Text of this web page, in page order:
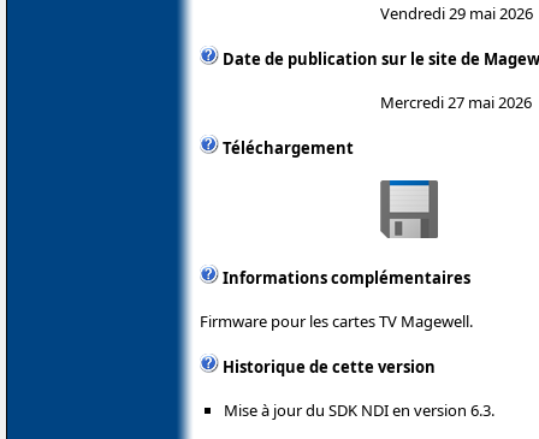
Vendredi 29 mai 2026
Date de publication sur le site de
Mercredi 27 mai 2026
Téléchargement
Informations complémentaires
Firmware pour les cartes TV Magewell.
Historique de cette version
Mise à jour du SDK NDI en version 6.3.